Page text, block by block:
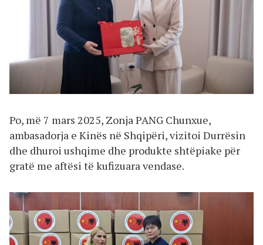
Po, më 7 mars 2025, Zonja PANG Chunxue,
ambasadorja e Kinës në Shqipëri, vizitoi Durrësin
dhe dhuroi ushqime dhe produkte shtëpiake për
gratë me aftësi të kufizuara vendase.